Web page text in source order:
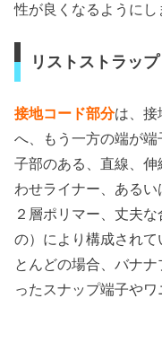
性が良くなるようにし
リストストラッ
接地コード部分は、接
へ、もう一方の端が
子部のある、直線、
わせライナー、あるい
２層ポリマー、丈夫
の）により構成され
とんどの場合、バナ
ったスナップ端子やワ